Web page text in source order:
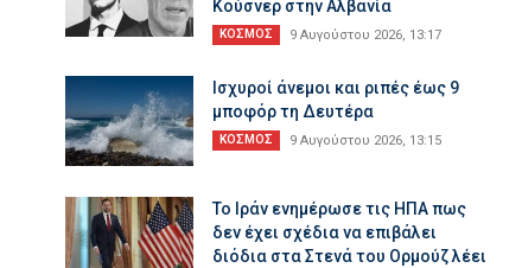
Κούσνερ στην Αλβανία
ΚΟΣΜΟΣ 9 Αυγούστου 2026, 13:17
Ισχυροί άνεμοι και ριπές έως 9
μποφόρ τη Δευτέρα
ΚΟΣΜΟΣ 9 Αυγούστου 2026, 13:15
To Ιράν ενημέρωσε τις ΗΠΑ πως
δεν έχει σχέδια να επιβάλει
διόδια στα Στενά του Ορμούζ λέει